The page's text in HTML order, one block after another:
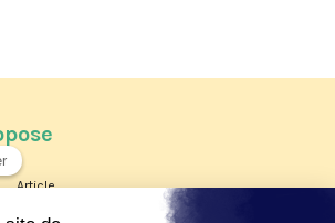
Article
Les reportages d'été 2026 de KTO